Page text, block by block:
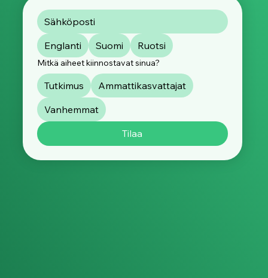
Englanti Suomi Ruotsi
Mitkä aiheet kiinnostavat sinua?
Tutkimus
Ammattikasvattajat
Vanhemmat
Tilaa